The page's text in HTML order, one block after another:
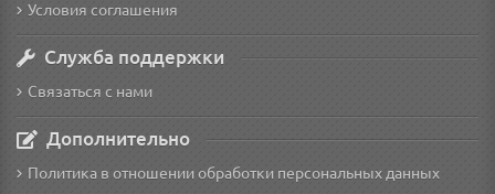
Условия соглашения
Служба поддержки
Связаться с нами
Дополнительно
Политика в отношении обработки персональных данных